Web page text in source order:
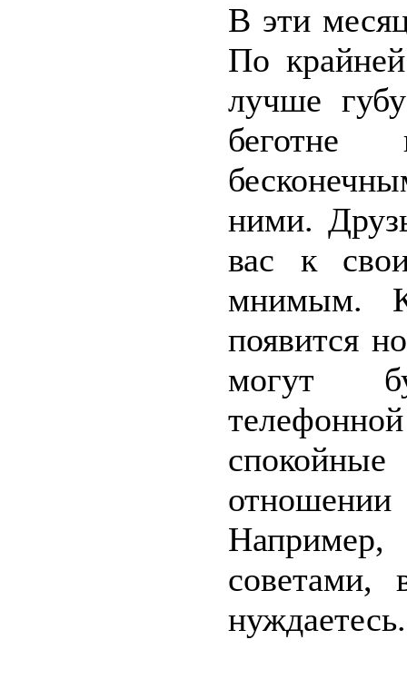
В эти
По
лучше
беготне
ними.
вас к
мнимым.
появится
могут
нуждаетесь.